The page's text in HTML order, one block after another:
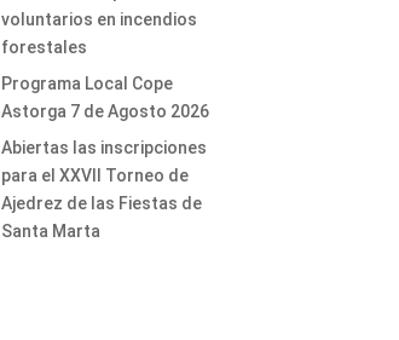
voluntarios en incendios
forestales
Programa Local Cope
Astorga 7 de Agosto 2026
Abiertas las inscripciones
para el XXVII Torneo de
Ajedrez de las Fiestas de
Santa Marta